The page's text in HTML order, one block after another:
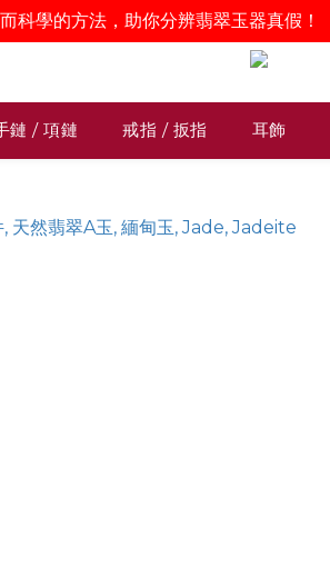
鏈 / 項鏈 戒指 / 扳指 耳飾
科學的方法，助你分辨翡翠玉器真假！